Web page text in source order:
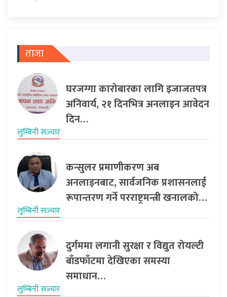
ताजा
घरजग्गा कारोबारका लागि इजाजतपत्र
अनिवार्य, २१ दिनभित्र अनलाइन आवेदन
दिन…
लुम्बिनी सञ्‍चार
कन्सुलर प्रमाणीकरण अब
अनलाइनबाट, सार्वजनिक प्रशासनलाई
रूपान्तरण गर्ने परराष्ट्रमन्त्री खनालको…
लुम्बिनी सञ्‍चार
दुर्गममा लगानी सुरक्षा र विद्युत रोयल्टी
बाँडफाँटमा देखिएका समस्या
समाधान…
लुम्बिनी सञ्‍चार